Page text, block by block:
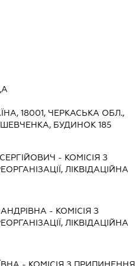
18001, ЧЕРКАСЬКА ОБЛ.,
БУДИНОК 185
- КОМІСІЯ З
ЛІКВІДАЦІЙНА
- КОМІСІЯ З
ЛІКВІДАЦІЙНА